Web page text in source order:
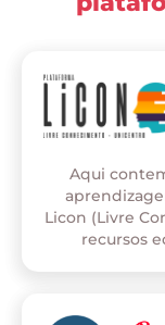
Aqui
Licon (Livre
recursos